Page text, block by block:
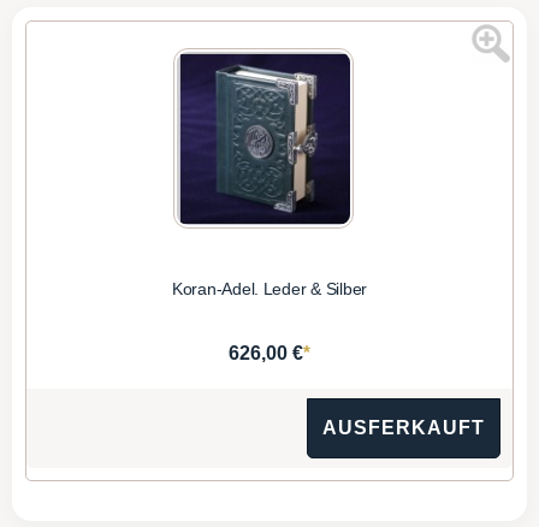
Koran-Adel. Leder & Silber
626,00 €*
AUSFERKAUFT